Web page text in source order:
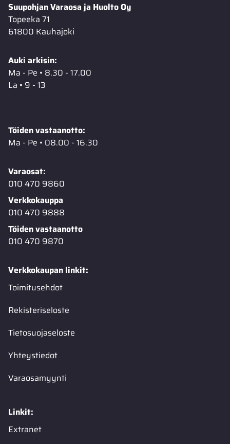
Suupohjan Varaosa ja Huolto Oy
Topeeka 71
61800 Kauhajoki
Auki arkisin:
Ma - Pe • 8.30 - 17.00
La • 9 - 13
Töiden vastaanotto:
Ma - Pe • 08.00 - 16.30
Varaosat:
010 470 9860
Verkkokauppa
010 470 9888
Töiden vastaanotto
010 470 9870
Verkkokaupan linkit:
Toimitusehdot
Rekisteriseloste
Tietosuojaseloste
Yhteystiedot
Varaosamyynti
Linkit:
Extranet